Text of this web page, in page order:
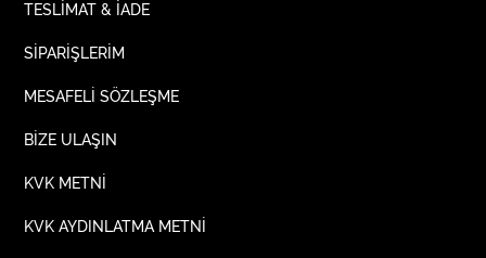
TESLİMAT & İADE
SİPARİŞLERİM
MESAFELİ SÖZLEŞME
BİZE ULAŞIN
KVK METNİ
KVK AYDINLATMA METNİ